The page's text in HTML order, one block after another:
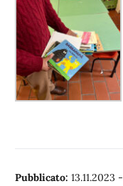
Pubblicato: 13.11.2023 -